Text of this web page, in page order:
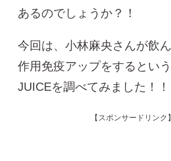
あるのでしょうか？！
今回は、小林麻央さんが飲
作用免疫アップをするとい
JUICEを調べてみました！！
【スポンサードリンク】